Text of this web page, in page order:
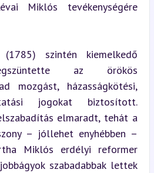
Miklós tevékenységére
szintén kiemelkedő
az örökös
mozgást, házasságkötési,
jogokat biztosított.
elmaradt, tehát a
– jóllehet enyhébben –
Miklós erdélyi reformer
szabadabbak lettek